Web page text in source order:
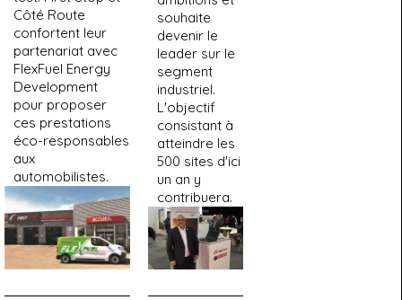
Côté Route
confortent leur
partenariat avec
FlexFuel Energy
Development
pour proposer
ces prestations
éco-responsables
aux
automobilistes.
souhaite
devenir le
leader sur le
segment
industriel.
L'objectif
consistant à
atteindre les
500 sites d'ici
un an y
contribuera.